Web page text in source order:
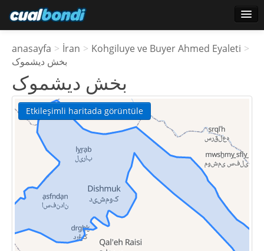
Yıldız kullanıcılar
Anket
anasayfa > İran > Kohgiluye ve Buyer Ahmed Eyaleti >
بخش دیشموک
بخش دیشموک
Etkileşimli haritada görüntüle